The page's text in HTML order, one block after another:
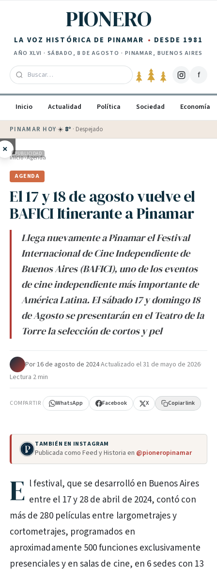
PIONERO
LA VOZ HISTÓRICA DE PINAMAR DESDE 1981
AÑO XLVI · SÁBADO, 8 DE AGOSTO · PINAMAR, BUENOS AIRES
f
Inicio Actualidad Política Sociedad Economía
PINAMAR HOY·☀️ 8° · Despejado
× PUBLICIDAD
Inicio›Agenda
AGENDA
El 17 y 18 de agosto vuelve el
BAFICI Itinerante a Pinamar
Llega nuevamente a Pinamar el Festival
Internacional de Cine Independiente de
Buenos Aires (BAFICI), uno de los eventos
de cine independiente más importante de
América Latina. El sábado 17 y domingo 18
de Agosto se presentarán en el Teatro de la
Torre la selección de cortos y pel
Por·16 de agosto de 2024·Actualizado el31 de mayo de 2026·
Lectura 2 min
COMPARTIR WhatsApp Facebook X Copiar link
TAMBIÉN EN INSTAGRAM
Publicada como Feed y Historia en @pioneropinamar
E l festival, que se desarrolló en Buenos Aires
entre el 17 y 28 de abril de 2024, contó con
más de 280 películas entre largometrajes y
cortometrajes, programados en
aproximadamente 500 funciones exclusivamente
presenciales y en salas de cine, en 6 sedes con 13